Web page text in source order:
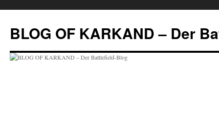
springen
BLOG OF KARKAND – Der